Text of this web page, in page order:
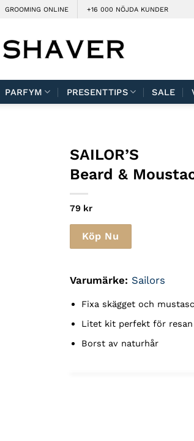
GROOMING ONLINE +16 000 NÖJDA KUNDER
PARFYM PRESENTTIPS SALE
SAILOR’S
Beard &
79 kr
Köp Nu
Varumärke: Sailors
Fixa skägget och
Litet kit perfekt för
Borst av naturhår